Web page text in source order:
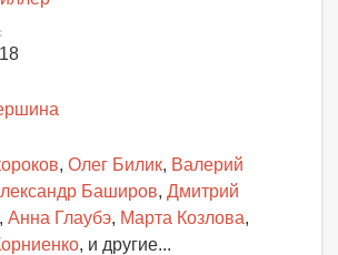
, Олег Билик, Валерий
Баширов, Дмитрий
, Анна Глаубэ, Марта Козлова,
, и другие...